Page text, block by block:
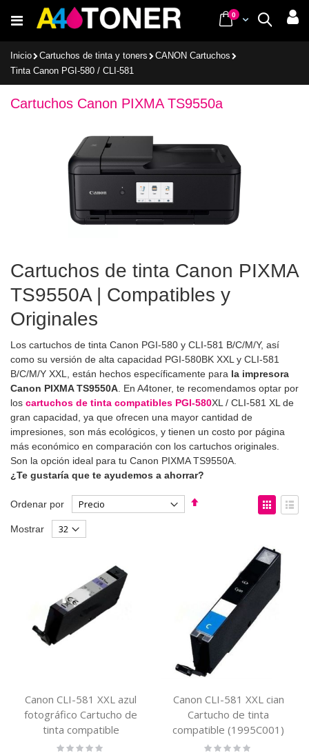
al
Buscar
Cart
0items
Inicio Cartuchos de tinta y toners
CANON Cartuchos
Tinta Canon PGI-580 / CLI-581
Cartuchos Canon PIXMA TS9550a
Cartuchos de tinta Canon PIXMA
TS9550A | Compatibles y
Originales
Los cartuchos de tinta Canon PGI-580 y CLI-581 B/C/M/Y, así
como su versión de alta capacidad PGI-580BK XXL y CLI-581
B/C/M/Y XXL, están hechos específicamente para la impresora
Canon PIXMA TS9550A . En A4toner, te recomendamos optar por
los cartuchos de tinta compatibles PGI-580XL / CLI-581 XL de
gran capacidad, ya que ofrecen una mayor cantidad de
impresiones, son más ecológicos, y tienen un costo por página
más económico en comparación con los cartuchos originales.
Son la opción ideal para tu Canon PIXMA TS9550A.
¿Te gustaría que te ayudemos a ahorrar?
Ordenar por
Fijar
Ver
como
Mostrar
Canon CLI-581 XXL azul
fotográfico Cartucho de
tinta compatible
(1999C001)
Rating:
Canon CLI-581 XXL cian
Cartucho de tinta
compatible (1995C001)
Rating: